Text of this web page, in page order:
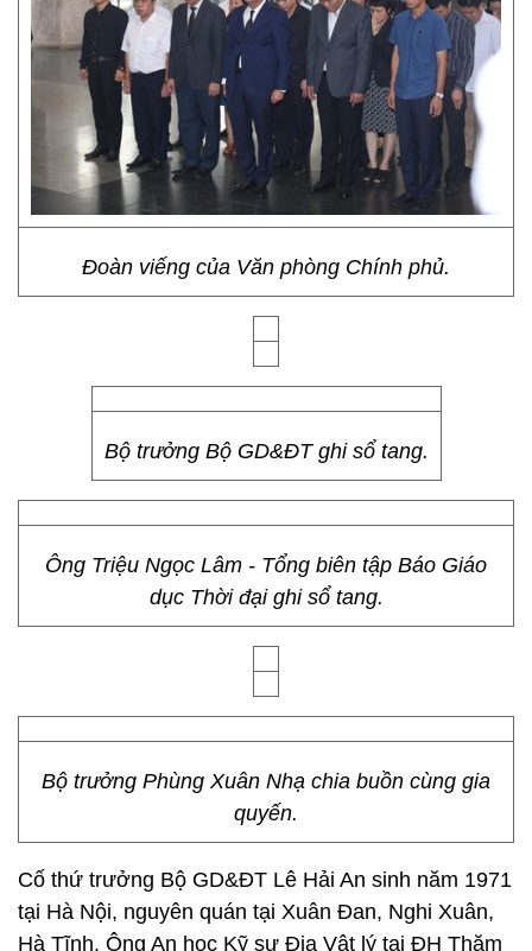
Đoàn viếng của Văn phòng Chính phủ.
Bộ trưởng Bộ GD&ĐT ghi sổ tang.
Ông Triệu Ngọc Lâm - Tổng biên tập Báo Giáo
dục Thời đại ghi sổ tang.
Bộ trưởng Phùng Xuân Nhạ chia buồn cùng gia
quyến.
Cố thứ trưởng Bộ GD&ĐT Lê Hải An sinh năm 1971
tại Hà Nội, nguyên quán tại Xuân Đan, Nghi Xuân,
Hà Tĩnh. Ông An học Kỹ sư Địa Vật lý tại ĐH Thăm